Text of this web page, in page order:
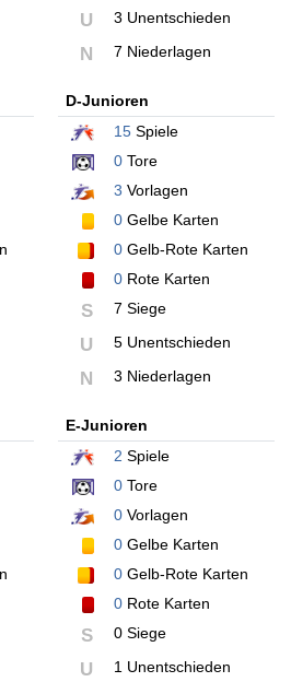
U 3 Unentschieden
N 7 Niederlagen
D-Junioren
15Spiele
0Tore
3 Vorlagen
0Gelbe Karten
0Gelb-Rote Karten
0Rote Karten
S 7 Siege
U 5 Unentschieden
N 3 Niederlagen
E-Junioren
2 Spiele
0Tore
0Vorlagen
0Gelbe Karten
0Gelb-Rote Karten
0Rote Karten
S 0 Siege
U 1 Unentschieden